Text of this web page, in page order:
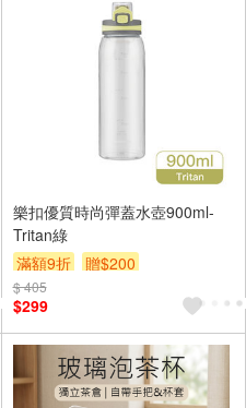
樂扣優質時尚彈蓋水壺900ml-
Tritan綠
滿額9折
贈$200
$ 405
$299